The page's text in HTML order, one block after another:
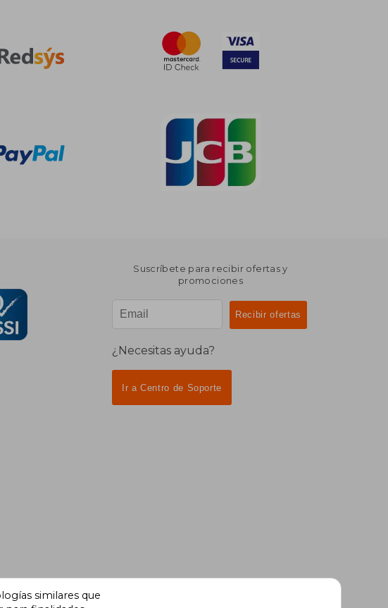
Suscríbete para recibir ofertas y
promociones
¿Necesitas ayuda?
Ir a Centro de Soporte
similares que